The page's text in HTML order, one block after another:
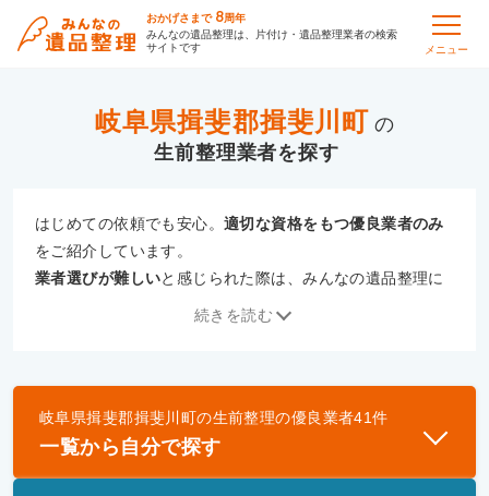
おかげさまで 8周年
みんなの遺品整理は、片付け・遺品整理業者の検索
サイトです
メニュー
岐阜県揖斐郡揖斐川町 の
生前整理
はじめての依頼でも安心。適切な資格をもつ優良業者のみ
をご紹介しています。
業者選びが難しいと感じられた際は、みんなの遺品整理に
優良業者とは
一般財団法人遺品整理認定協会、および一般社団法
続きを読む
岐阜県揖斐郡揖斐川町の生前整理の優良業者41件
一覧から自分で探す